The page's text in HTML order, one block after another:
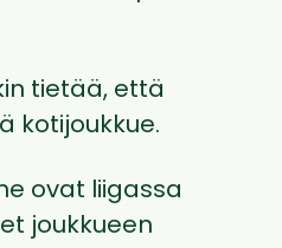
tietää, että
kotijoukkue.
ovat liigassa
joukkueen